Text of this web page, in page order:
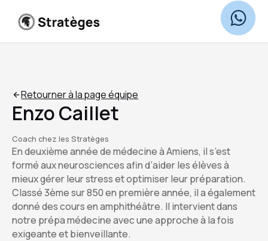
Retourner à la page équipe
Enzo Caillet
Coach chez les Stratèges
En deuxième année de médecine à Amiens, il s’est
formé aux neurosciences afin d’aider les élèves à
mieux gérer leur stress et optimiser leur préparation.
Classé 3ème sur 850 en première année, il a également
donné des cours en amphithéâtre. Il intervient dans
notre prépa médecine avec une approche à la fois
exigeante et bienveillante.